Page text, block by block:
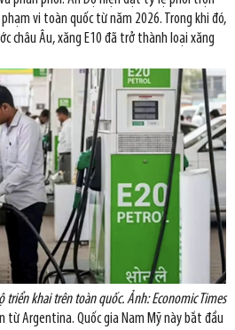
vi toàn quốc từ năm 2026. Trong khi đó,
châu Âu, xăng E10 đã trở thành loại xăng
triển khai trên toàn quốc. Ảnh: Economic Times
từ Argentina. Quốc gia Nam Mỹ này bắt đầu